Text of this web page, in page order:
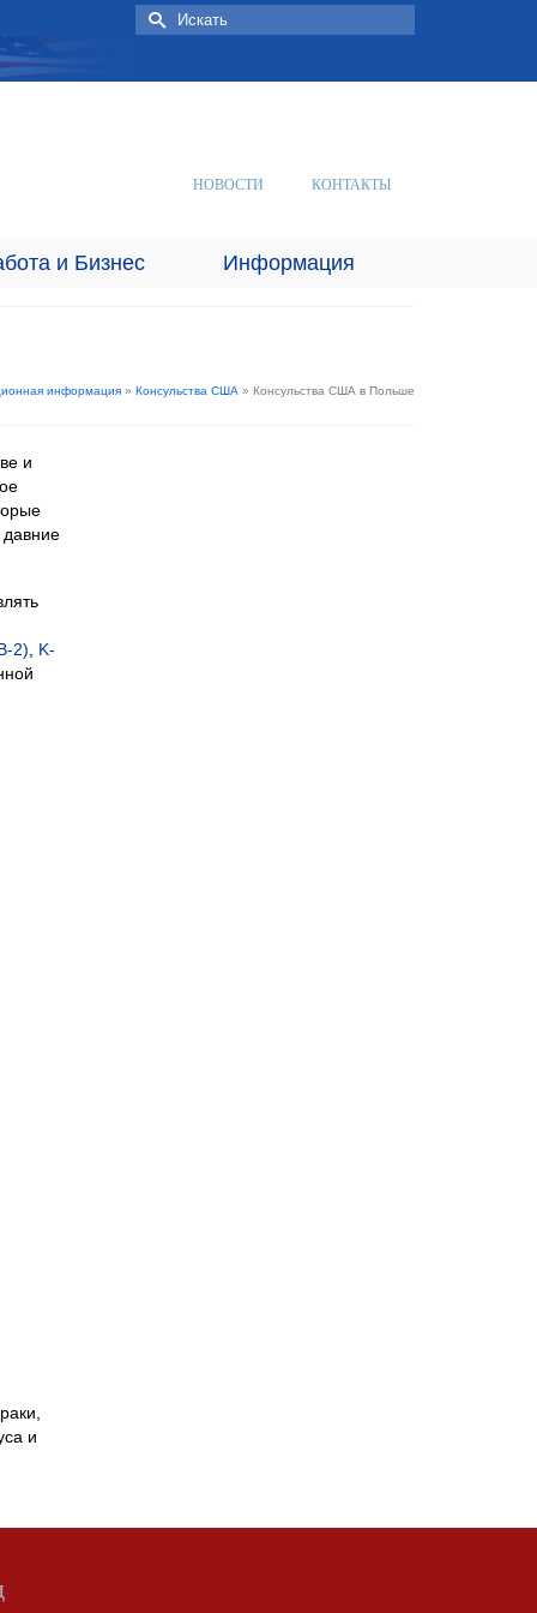
Искать:
НОВОСТИ КОНТАКТЫ
и Бизнес Информация
информация » Консульства США » Консульства США в Польше
и
2)
K-
и